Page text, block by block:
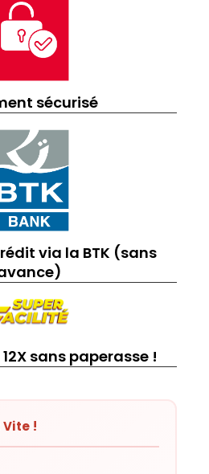
sécurisé
via la BTK (sans
sans paperasse !
!